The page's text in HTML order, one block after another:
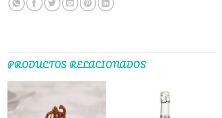
PRODUCTOS RELACIONADOS